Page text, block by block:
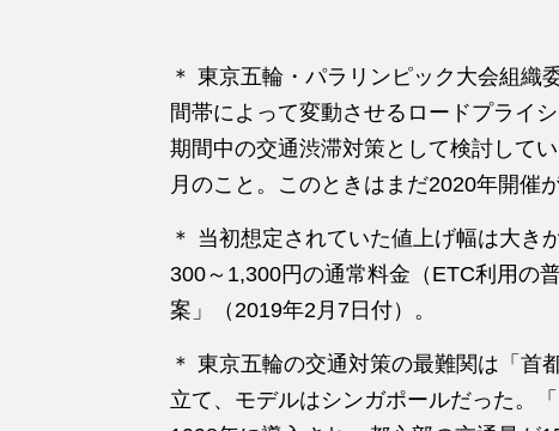
＊ 東京五輪・パラリンピック大会組織
間帯によって変動させるロードプライ
期間中の交通渋滞対策として検討して
月のこと。このときはまだ2020年開催
＊ 当初想定されていた値上げ幅は大き
300～1,300円の通常料金（ETC利用の
案」（2019年2月7日付）。
＊ 東京五輪の交通対策の最難関は「首
立て、モデルはシンガポールだった。